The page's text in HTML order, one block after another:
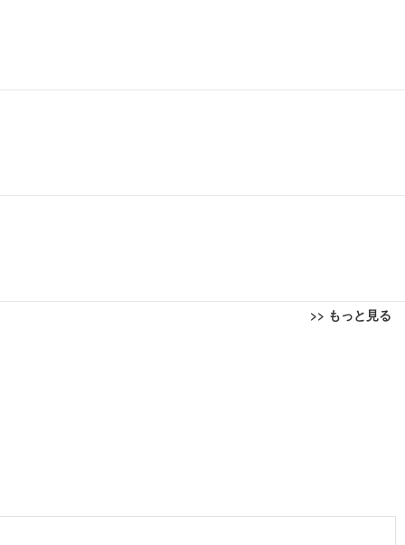
>> もっと見る
面昇降 強化ナイロン樹脂ベース 通気性メッシュ 在宅ワーク H-WY01